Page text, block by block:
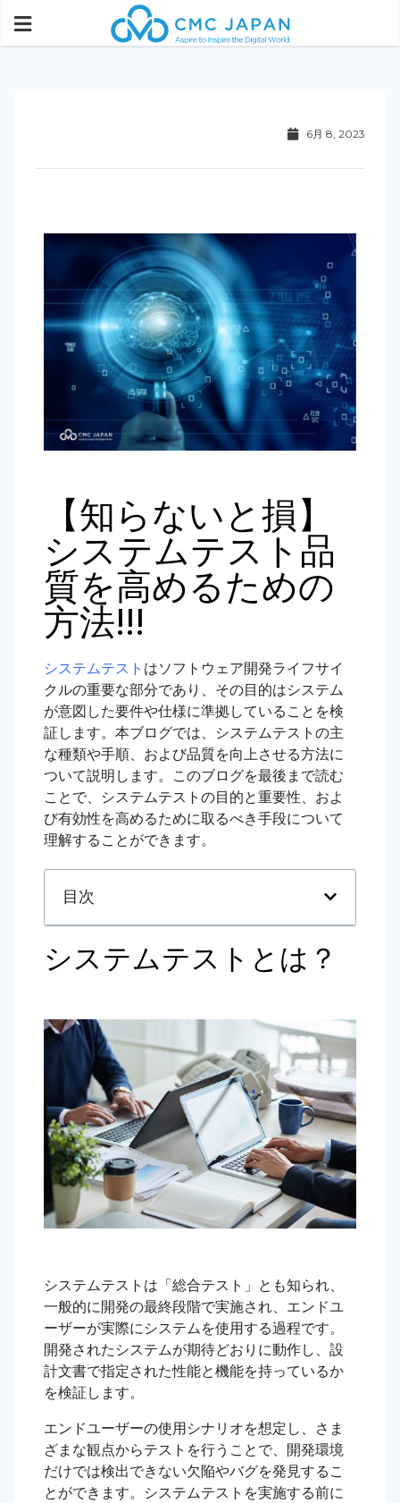
6月 8, 2023
【知らないと損】
システムテスト品
質を高めるための
方法!!!
システムテスト はソフトウェア開発ライフサイ
クルの重要な部分であり、その目的はシステム
が意図した要件や仕様に準拠していることを検
証します。本ブログでは、システムテストの主
な種類や手順、および品質を向上させる方法に
ついて説明します。このブログを最後まで読む
ことで、システムテストの目的と重要性、およ
び有効性を高めるために取るべき手段について
理解することができます。
目次
システムテストとは？
システムテストは「総合テスト」とも知られ、
一般的に開発の最終段階で実施され、エンドユ
ーザーが実際にシステムを使用する過程です。
開発されたシステムが期待どおりに動作し、設
計文書で指定された性能と機能を持っているか
を検証します。
エンドユーザーの使用シナリオを想定し、さま
ざまな観点からテストを行うことで、開発環境
だけでは検出できない欠陥やバグを発見するこ
とができます。システムテストを実施する前に